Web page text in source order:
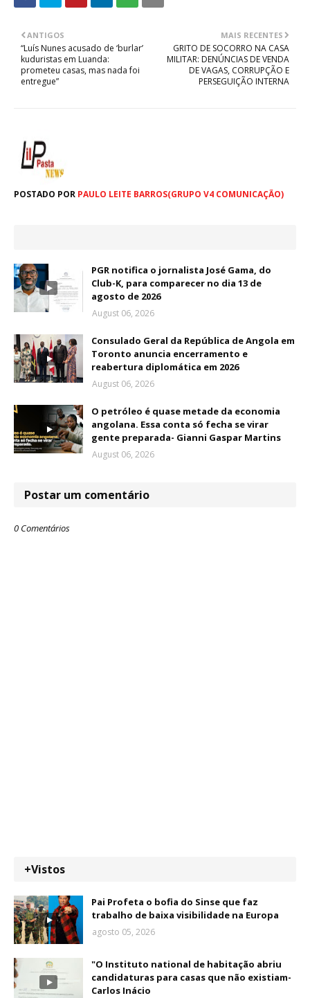
MAIS RECENTES
GRITO DE SOCORRO NA CASA
MILITAR: DENÚNCIAS DE VENDA
DE VAGAS, CORRUPÇÃO E
PERSEGUIÇÃO INTERNA
ANTIGOS
“Luís Nunes acusado de ‘burlar’
kuduristas em Luanda:
prometeu casas, mas nada foi
entregue”
POSTADO POR PAULO LEITE BARROS(GRUPO V4 COMUNICAÇÃO)
PGR notifica o jornalista José Gama, do
Club-K, para comparecer no dia 13 de
agosto de 2026
August 06, 2026
Consulado Geral da República de Angola em
Toronto anuncia encerramento e
reabertura diplomática em 2026
August 06, 2026
O petróleo é quase metade da economia
angolana. Essa conta só fecha se virar
gente preparada- Gianni Gaspar Martins
August 06, 2026
Postar um comentário
0 Comentários
+Vistos
Pai Profeta o bofia do Sinse que faz
trabalho de baixa visibilidade na Europa
agosto 05, 2026
"O Instituto national de habitação abriu
candidaturas para casas que não existiam-
Carlos Inácio